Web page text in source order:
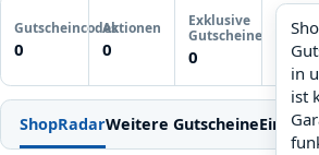
Gutscheincodes
0
Aktionen
0
Exklusive
Gutscheine
0
in
ist
ShopRadarWeitere Gutscheine